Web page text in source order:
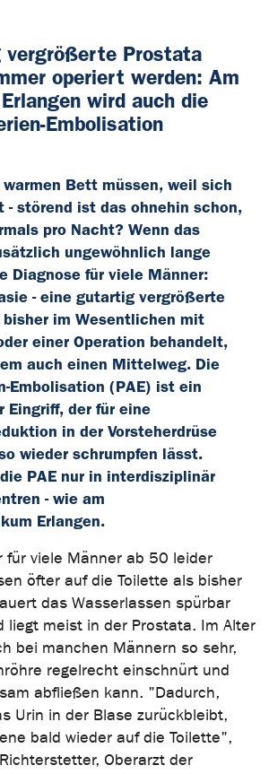
vergrößerte Prostata
operiert werden: Am
wird auch die
Embolisation
Bett müssen, weil sich
- störend ist das ohnehin schon,
pro Nacht? Wenn das
ungewöhnlich lange
Diagnose für viele Männer:
- eine gutartig vergrößerte
bisher im Wesentlichen mit
einer Operation behandelt,
auch einen Mittelweg. Die
Embolisation (PAE) ist ein
Eingriff, der für eine
in der Vorsteherdrüse
wieder schrumpfen lässt.
PAE nur in interdisziplinär
- wie am
Erlangen.
für viele Männer ab 50 leider
öfter auf die Toilette als bisher
das Wasserlassen spürbar
liegt meist in der Prostata. Im Alter
bei manchen Männern so sehr,
regelrecht einschnürt und
abfließen kann. "Dadurch,
Urin in der Blase zurückbleibt,
bald wieder auf die Toilette",
Oberarzt der